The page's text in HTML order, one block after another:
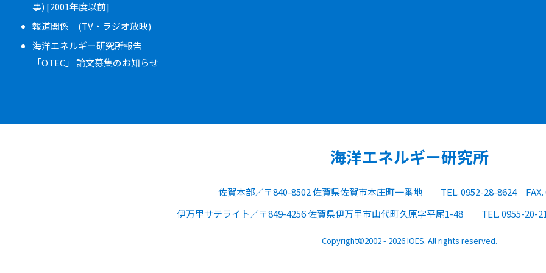
事) [2001年度以前]
報道関係 (TV・ラジオ放映)
海洋エネルギー研究所報告
「OTEC」 論文募集のお知らせ
海洋エネルギー研究所
佐賀本部 〒840-8502 佐賀県佐賀市本庄町一番地 TEL. 0952-28-8624
伊万里サテライト
〒849-4256 佐賀県伊万里市山代町久原字平尾1-48 TEL. 0955-20-
Copyright©2002 - 2026 IOES. All rights reserved.